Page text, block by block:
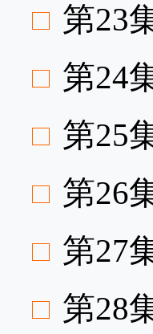
第23
第24
第25
第26
第27
第28